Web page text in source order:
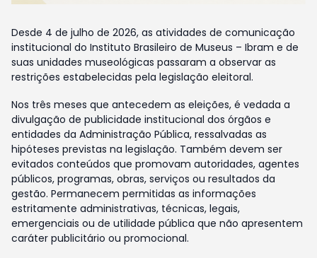
Desde 4 de julho de 2026, as atividades de comunicação
institucional do Instituto Brasileiro de Museus – Ibram e de
suas unidades museológicas passaram a observar as
restrições estabelecidas pela legislação eleitoral.
Nos três meses que antecedem as eleições, é vedada a
divulgação de publicidade institucional dos órgãos e
entidades da Administração Pública, ressalvadas as
hipóteses previstas na legislação. Também devem ser
evitados conteúdos que promovam autoridades, agentes
públicos, programas, obras, serviços ou resultados da
gestão. Permanecem permitidas as informações
estritamente administrativas, técnicas, legais,
emergenciais ou de utilidade pública que não apresentem
caráter publicitário ou promocional.